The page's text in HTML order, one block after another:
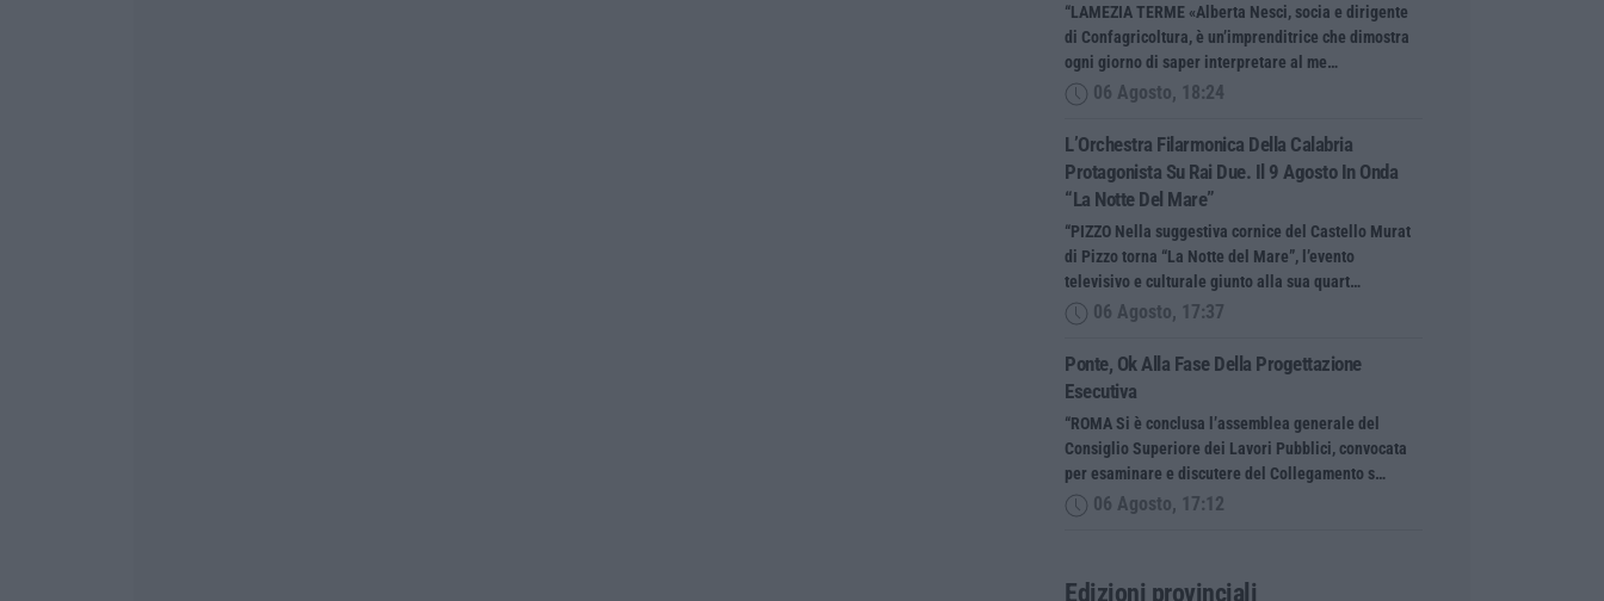
“LAMEZIA TERME «Alberta Nesci, socia e dirigente
di Confagricoltura, è un’imprenditrice che dimostra
ogni giorno di saper interpretare al me…
06 Agosto, 18:24
L’Orchestra Filarmonica Della Calabria
Protagonista Su Rai Due. Il 9 Agosto In Onda
“La Notte Del Mare”
“PIZZO Nella suggestiva cornice del Castello Murat
di Pizzo torna “La Notte del Mare”, l’evento
televisivo e culturale giunto alla sua quart…
06 Agosto, 17:37
Ponte, Ok Alla Fase Della Progettazione
Esecutiva
“ROMA Si è conclusa l’assemblea generale del
Consiglio Superiore dei Lavori Pubblici, convocata
per esaminare e discutere del Collegamento s…
06 Agosto, 17:12
Edizioni provinciali